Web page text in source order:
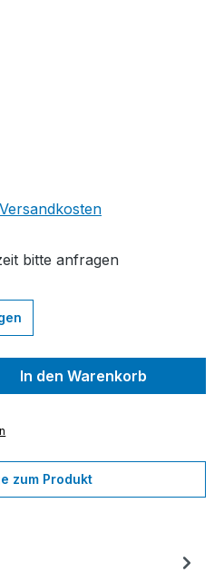
bitte anfragen
den
In den Warenkorb
zum Produkt